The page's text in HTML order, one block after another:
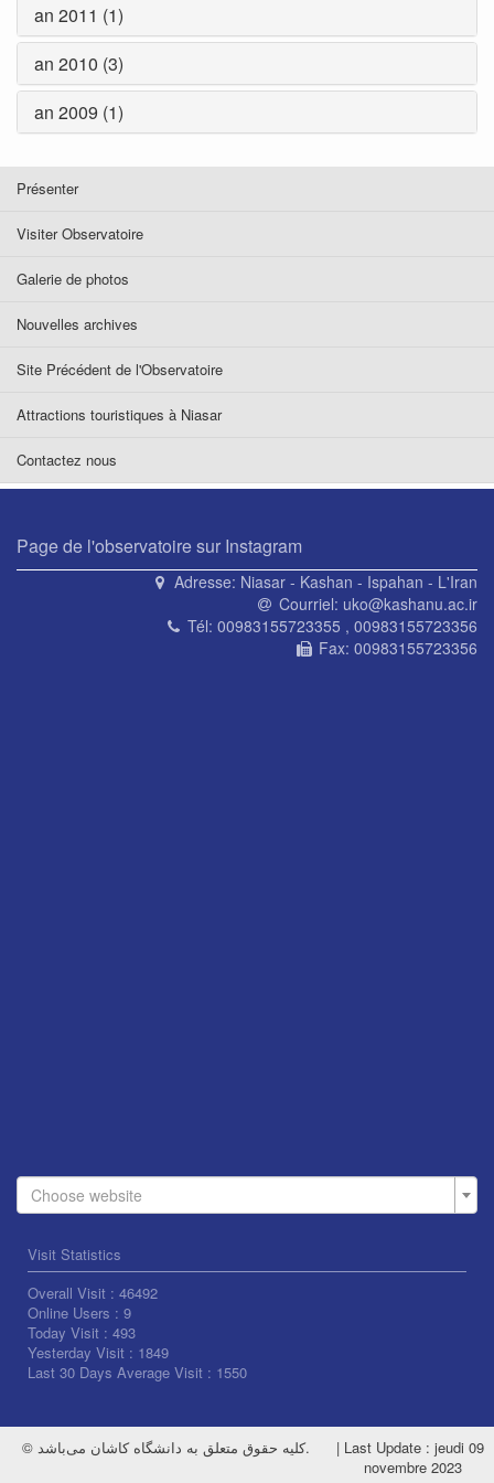
an 2011 (1)
an 2010 (3)
an 2009 (1)
Présenter
Visiter Observatoire
Galerie de photos
Nouvelles archives
Site Précédent de l'Observatoire
Attractions touristiques à Niasar
Contactez nous
Page de l'observatoire sur Instagram
Adresse: Niasar - Kashan - Ispahan - L'Iran
Courriel: uko@kashanu.ac.ir
Tél: 00983155723355 , 00983155723356
Fax: 00983155723356
Choose website
Visit Statistics
Overall Visit : 46492
Online Users : 9
Today Visit : 493
Yesterday Visit : 1849
Last 30 Days Average Visit : 1550
© کلیه حقوق متعلق به دانشگاه کاشان می‌باشد. | Last Update : jeudi 09
novembre 2023